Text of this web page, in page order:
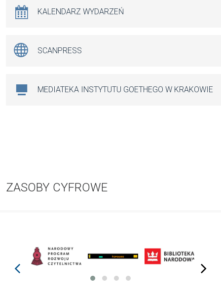
KALENDARZ WYDARZEŃ
SCANPRESS
MEDIATEKA INSTYTUTU GOETHEGO W KRAKOWIE
ZASOBY CYFROWE
prev next